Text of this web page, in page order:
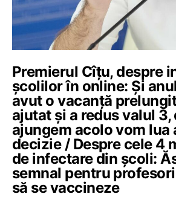
Premierul Cîțu, despre
școlilor în online: Și
avut o vacanță
ajutat și a redus valul 3,
ajungem acolo vom lua
decizie / Despre cele 4
de infectare din școli:
semnal pentru
să se vaccineze